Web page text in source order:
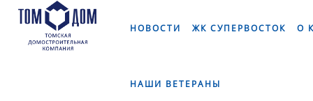
НОВОСТИ ЖК СУПЕРВОСТОК О
НАШИ ВЕТЕРАНЫ